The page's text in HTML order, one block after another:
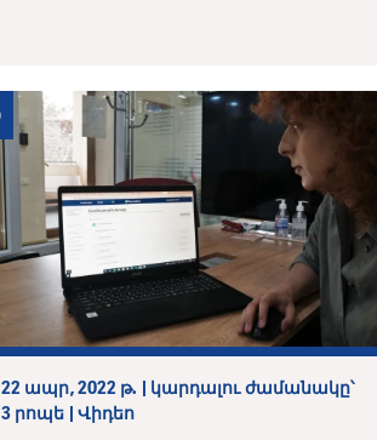
22 ապր, 2022 թ. | կարդալու ժամանակը՝
3 րոպե | Վիդեո